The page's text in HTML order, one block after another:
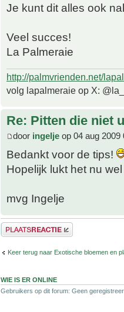
Je kunt dit alles ook
Veel succes!
La Palmeraie
http://palmvrienden.net/
volg lapalmeraie op X:
Re: Pitten die niet
door ingelje op 04 aug 2009
Bedankt voor de tips!
Hopelijk lukt het nu wel
mvg Ingelje
Plaats een reactie
Keer terug naar Exotische bloemen en
WIE IS ER ONLINE
Gebruikers op dit forum: Geen